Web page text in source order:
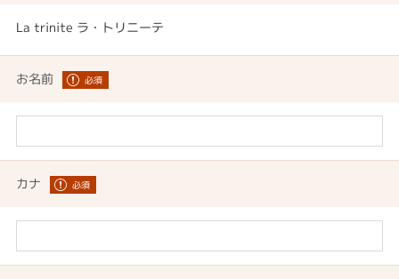
La trinite ラ・トリニーテ
お名前
カナ